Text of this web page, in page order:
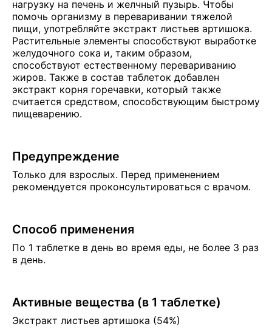
нагрузку на печень и желчный пузырь. Чтобы
помочь организму в переваривании тяжелой
пищи, употребляйте экстракт листьев артишока.
Растительные элементы способствуют выработке
желудочного сока и, таким образом,
способствуют естественному перевариванию
жиров. Также в состав таблеток добавлен
экстракт корня горечавки, который также
считается средством, способствующим быстрому
пищеварению.
Предупреждение
Только для взрослых. Перед применением
рекомендуется проконсультироваться с врачом.
Способ применения
По 1 таблетке в день во время еды, не более 3 раз
в день.
Активные вещества (в 1 таблетке)
Экстракт листьев артишока (54%)